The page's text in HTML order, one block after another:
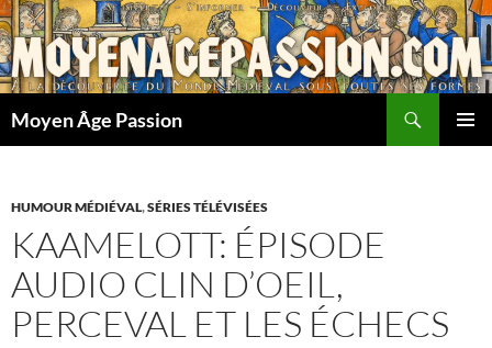
Aller
au
contenu
Moyen Âge Passion
HUMOUR MÉDIÉVAL,SÉRIES TÉLÉVISÉES
KAAMELOTT: ÉPISODE
AUDIO CLIN D’OEIL,
PERCEVAL ET LES ÉCHECS